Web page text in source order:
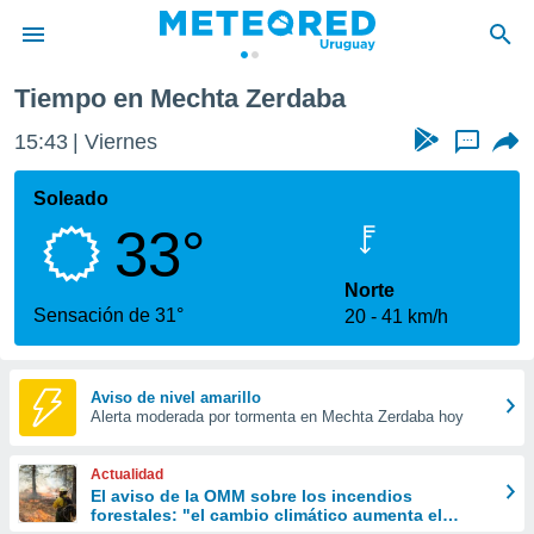
de
ha
calidad.
a este
las
y
forma
digital
basada
Tiempo en Mechta Zerdaba
15:43 Viernes ...
Soleado
33°
Sensación de 31°
Norte
20
41 km/h
Aviso de nivel amarillo
Alerta moderada por tormenta en Mechta Zerdaba hoy
Actualidad
El aviso de la OMM sobre los incendios
forestales: "el cambio climático aumenta el